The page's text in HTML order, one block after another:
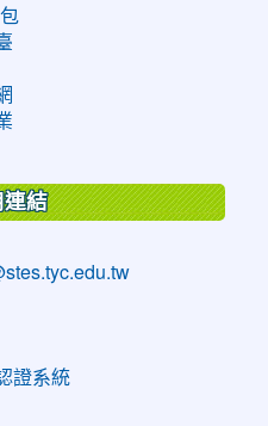
結
證系統